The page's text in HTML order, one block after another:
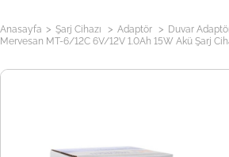
Anasayfa > Şarj Cihazı > Adaptör > Duvar
Mervesan MT-6/12C 6V/12V 1.0Ah 15W Akü Şarj